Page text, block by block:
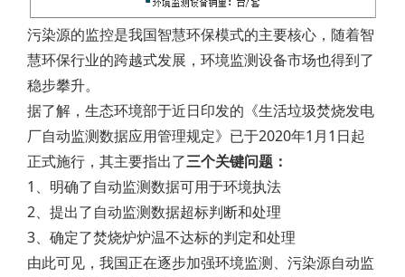
污染源的监控是我国智慧环保模式的主要核心，随着智
慧环保行业的跨越式发展，环境监测设备市场也得到了
稳步攀升。
据了解，生态环境部于近日印发的《生活垃圾焚烧发电
厂自动监测数据应用管理规定》已于2020年1月1日起
正式施行，其主要指出了三个关键问题：
1、明确了自动监测数据可用于环境执法
2、提出了自动监测数据超标判断和处理
3、确定了焚烧炉炉温不达标的判定和处理
由此可见，我国正在逐步加强环境监测、污染源自动监